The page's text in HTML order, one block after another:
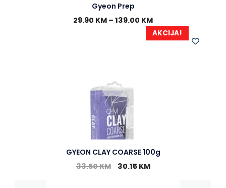
Gyeon Prep
29.90 KM – 139.00 KM
AKCIJA!
GYEON CLAY COARSE 100g
33.50KM 30.15 KM